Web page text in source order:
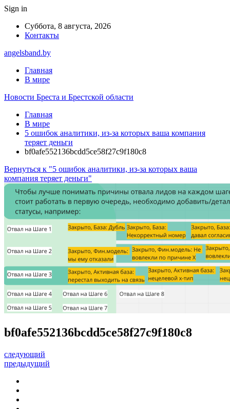
Sign in
Суббота, 8 августа, 2026
Контакты
angelsband.by
Главная
В мире
Новости Бреста и Брестской области
Главная
В мире
5 ошибок аналитики, из-за которых ваша компания
теряет деньги
bf0afe552136bcdd5ce58f27c9f180c8
Вернуться к "5 ошибок аналитики, из-за которых ваша
компания теряет деньги"
bf0afe552136bcdd5ce58f27c9f180c8
следующий
предыдущий